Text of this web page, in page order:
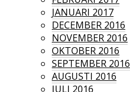
JANUARI 2017
DECEMBER 2016
NOVEMBER 2016
OKTOBER 2016
SEPTEMBER 2016
AUGUSTI 2016
JULI 2016